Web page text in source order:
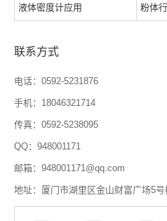
液体密度计应用 粉体
联系方式
电话：0592-5231876
手机：18046321714
传真：0592-5238095
QQ：948001171
邮箱：948001171@qq.com
地址：厦门市湖里区金山财富广场5号